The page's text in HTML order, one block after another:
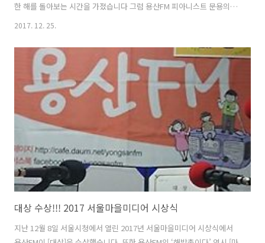
한 해를 돌아보는 시간을 가졌습니다 그럼 용산FM 피아니스트 문용의 다
정한 영화음악 13회를 들어보시기 바랍니다.댓글과 좋아요는 많은 힘이
http://www.podbbang.com/ch/7604?e=22487337
2017. 12. 25.
대상 수상!!! 2017 서울마을미디어 시상식
지난 12월 8일 서울시청에서 열린 2017년 서울마을미디어 시상식에서